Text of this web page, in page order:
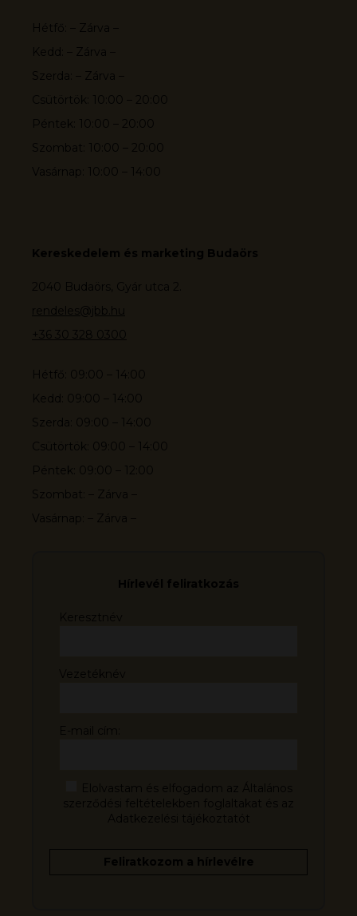
Hétfő: – Zárva –
Kedd: – Zárva –
Szerda: – Zárva –
Csütörtök: 10:00 – 20:00
Péntek: 10:00 – 20:00
Szombat: 10:00 – 20:00
Vasárnap: 10:00 – 14:00
Kereskedelem és marketing Budaörs
2040 Budaörs, Gyár utca 2.
rendeles@jbb.hu
+36 30 328 0300
Hétfő: 09:00 – 14:00
Kedd: 09:00 – 14:00
Szerda: 09:00 – 14:00
Csütörtök: 09:00 – 14:00
Péntek: 09:00 – 12:00
Szombat: – Zárva –
Vasárnap: – Zárva –